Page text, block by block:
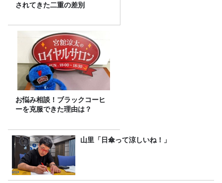
されてきた二重の差別
お悩み相談！ブラックコーヒ
ーを克服できた理由は？
山里「日傘って涼しいね！」